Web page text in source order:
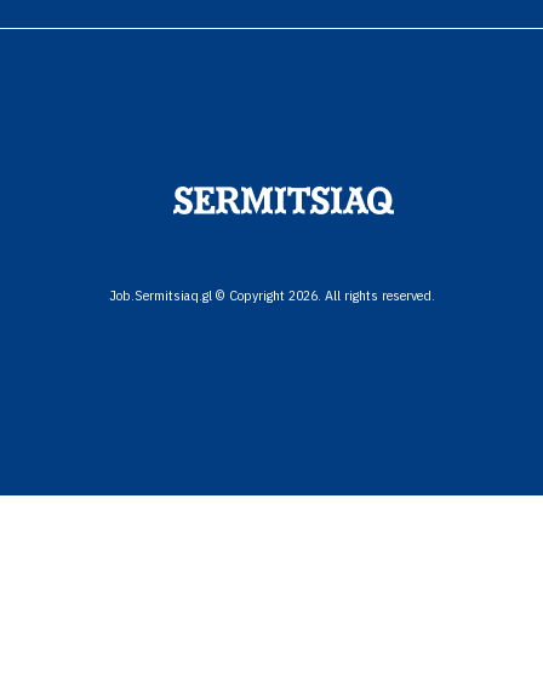
Job.Sermitsiaq.gl © Copyright 2026. All rights reserved.